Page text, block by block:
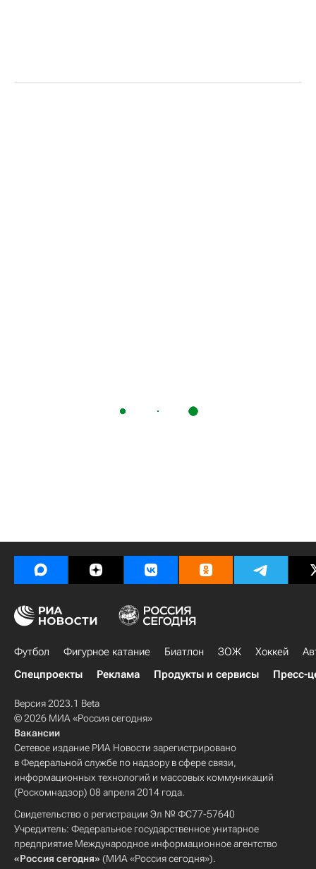
Футбол Фигурное катание Биатлон ЗОЖ Хоккей
Спецпроекты
Реклама Продукты и сервисы Пресс-
Версия 2023.1 Beta
© 2026 МИА «Россия сегодня»
Вакансии
Сетевое издание РИА Новости зарегистрировано
в Федеральной службе по надзору в сфере связи,
информационных технологий и массовых коммуникаций
(Роскомнадзор) 08 апреля 2014 года.
Свидетельство о регистрации Эл № ФС77-57640
Учредитель: Федеральное государственное унитарное
предприятие Международное информационное агентство
«Россия сегодня» (МИА «Россия сегодня»).